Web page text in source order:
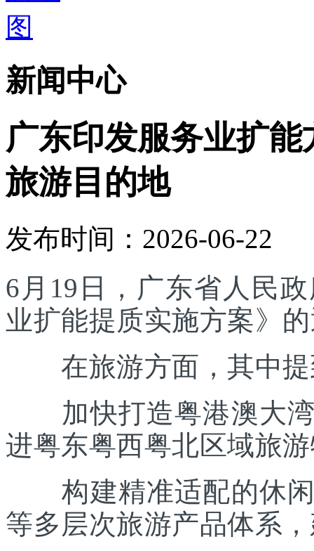
新闻中心
广东印发服务业扩
旅游目的地
发布时间：2026-06-22
6月19日，广东省人民
业扩能提质实施方案》
在旅游方面，其中提
加快打造粤港澳大湾
进粤东粤西粤北区域旅
构建精准适配的休闲
等多层次旅游产品体系